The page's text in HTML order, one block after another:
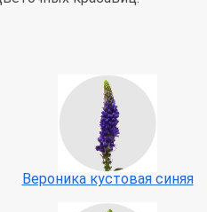
Вероника кустовая синяя